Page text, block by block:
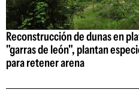
Reconstrucción de dunas en
"garras de león", plantan
para retener arena